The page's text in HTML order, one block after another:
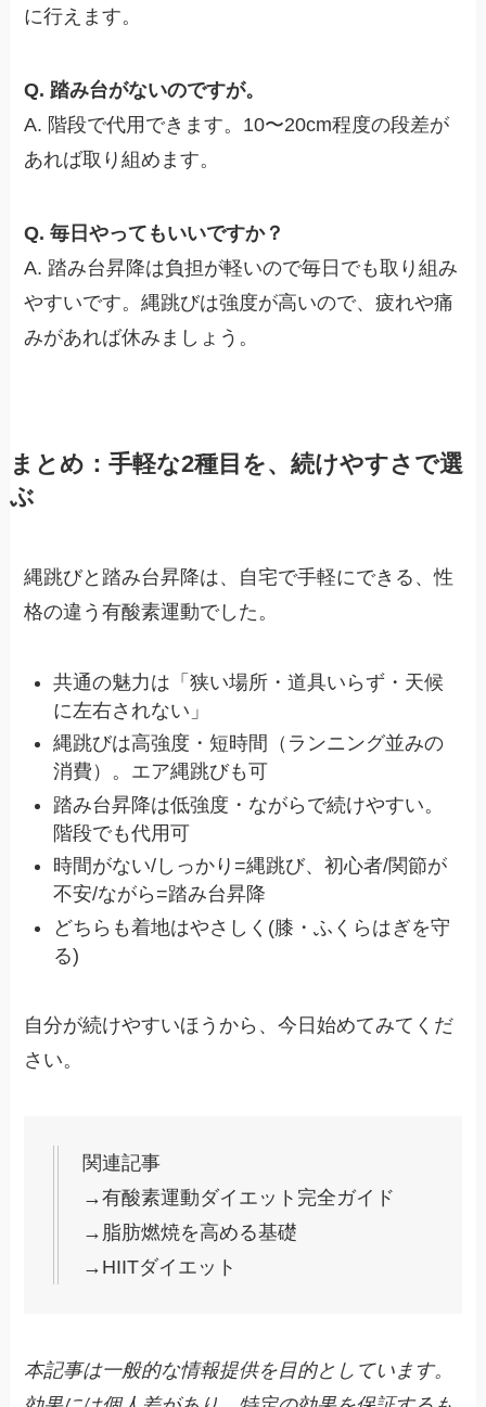
に行えます。
Q. 踏み台がないのですが。
A. 階段で代用できます。10〜20cm程度の段差が
あれば取り組めます。
Q. 毎日やってもいいですか？
A. 踏み台昇降は負担が軽いので毎日でも取り組み
やすいです。縄跳びは強度が高いので、疲れや痛
みがあれば休みましょう。
まとめ：手軽な2種目を、続けやすさで選
ぶ
縄跳びと踏み台昇降は、自宅で手軽にできる、性
格の違う有酸素運動でした。
共通の魅力は「狭い場所・道具いらず・天候
に左右されない」
縄跳びは高強度・短時間（ランニング並みの
消費）。エア縄跳びも可
踏み台昇降は低強度・ながらで続けやすい。
階段でも代用可
時間がない/しっかり=縄跳び、初心者/関節が
不安/ながら=踏み台昇降
どちらも着地はやさしく(膝・ふくらはぎを守
る)
自分が続けやすいほうから、今日始めてみてくだ
さい。
関連記事
→有酸素運動ダイエット完全ガイド
→脂肪燃焼を高める基礎
→HIITダイエット
本記事は一般的な情報提供を目的としています。